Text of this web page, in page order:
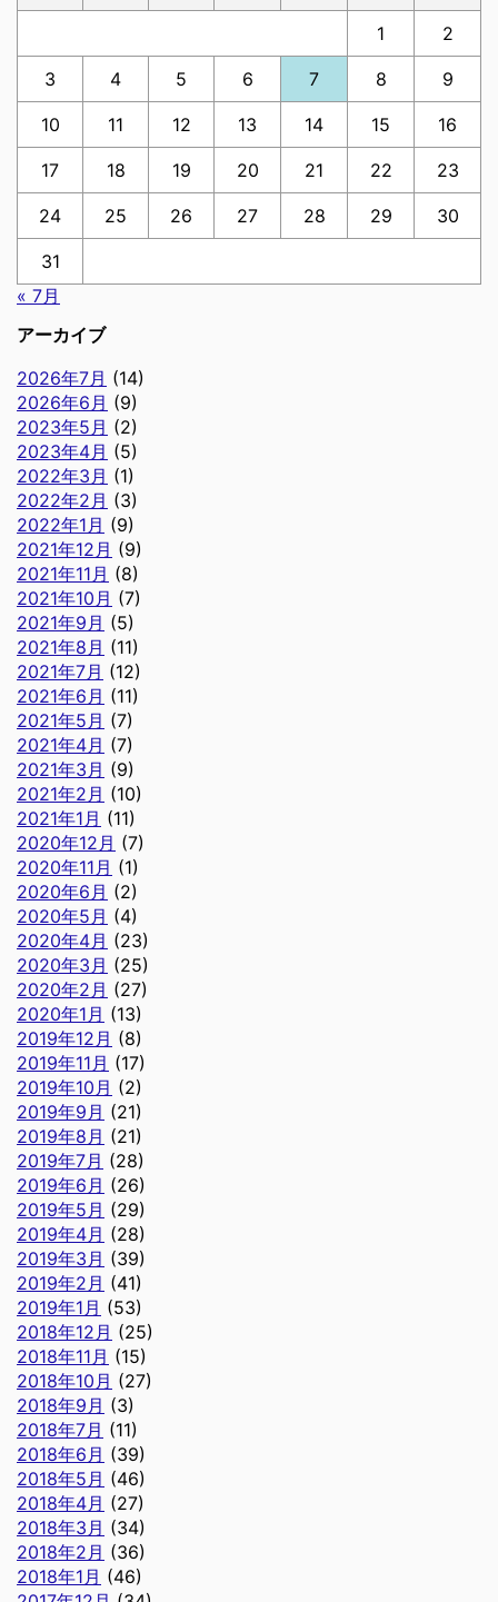
1 2
3 4 5 6 7 8 9
10 11 12 13 14 15 16
17 18 19 20 21 22 23
24 25 26 27 28 29 30
31
« 7月
アーカイブ
2026年7月 (14)
2026年6月 (9)
2023年5月 (2)
2023年4月 (5)
2022年3月 (1)
2022年2月 (3)
2022年1月 (9)
2021年12月 (9)
2021年11月 (8)
2021年10月 (7)
2021年9月 (5)
2021年8月 (11)
2021年7月 (12)
2021年6月 (11)
2021年5月 (7)
2021年4月 (7)
2021年3月 (9)
2021年2月 (10)
2021年1月 (11)
2020年12月 (7)
2020年11月 (1)
2020年6月 (2)
2020年5月 (4)
2020年4月 (23)
2020年3月 (25)
2020年2月 (27)
2020年1月 (13)
2019年12月 (8)
2019年11月 (17)
2019年10月 (2)
2019年9月 (21)
2019年8月 (21)
2019年7月 (28)
2019年6月 (26)
2019年5月 (29)
2019年4月 (28)
2019年3月 (39)
2019年2月 (41)
2019年1月 (53)
2018年12月 (25)
2018年11月 (15)
2018年10月 (27)
2018年9月 (3)
2018年7月 (11)
2018年6月 (39)
2018年5月 (46)
2018年4月 (27)
2018年3月 (34)
2018年2月 (36)
2018年1月 (46)